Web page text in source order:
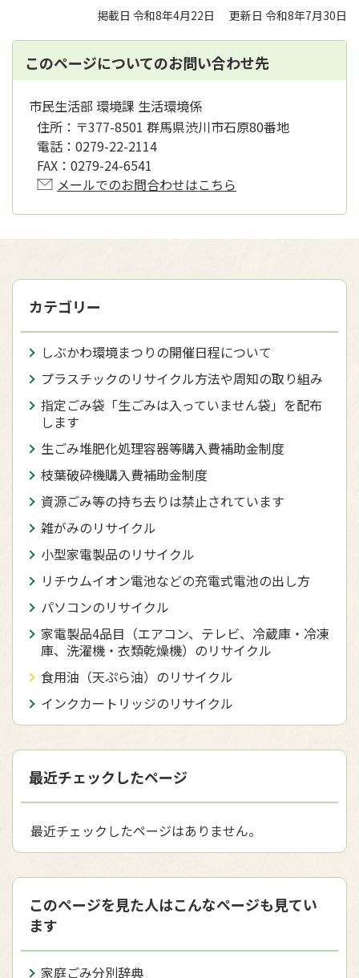
掲載日 令和8年4月22日 更新日 令和8年7月30日
このページについてのお問い合わせ先
市民生活部 環境課 生活環境係
住所： 〒377-8501 群馬県渋川市石原80番地
電話： 0279-22-2114
FAX： 0279-24-6541
メールでのお問合わせはこちら
カテゴリー
しぶかわ環境まつりの開催日程について
プラスチックのリサイクル方法や周知の取り組み
指定ごみ袋「生ごみは入っていません袋」を配布
します
生ごみ堆肥化処理容器等購入費補助金制度
枝葉破砕機購入費補助金制度
資源ごみ等の持ち去りは禁止されています
雑がみのリサイクル
小型家電製品のリサイクル
リチウムイオン電池などの充電式電池の出し方
パソコンのリサイクル
家電製品4品目（エアコン、テレビ、冷蔵庫・冷凍
庫、洗濯機・衣類乾燥機）のリサイクル
食用油（天ぷら油）のリサイクル
インクカートリッジのリサイクル
最近チェックしたページ
最近チェックしたページはありません。
このページを見た人はこんなページも見てい
ます
家庭ごみ分別辞典